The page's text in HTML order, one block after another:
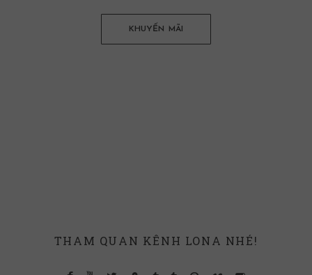
KHUYẾN MÃI
THAM QUAN KÊNH LONA NHÉ!